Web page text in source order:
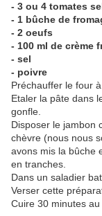
- 3 ou 4 tomates
- 1 bûche de
- 2 oeufs
- 100 ml de crème
- sel
- poivre
Préchauffer le four
Etaler la pâte dans
gonfle.
Disposer le jambon
chèvre (nous nous
avons mis la bûche
en tranches.
Dans un saladier
Verser cette
Cuire 30 minutes